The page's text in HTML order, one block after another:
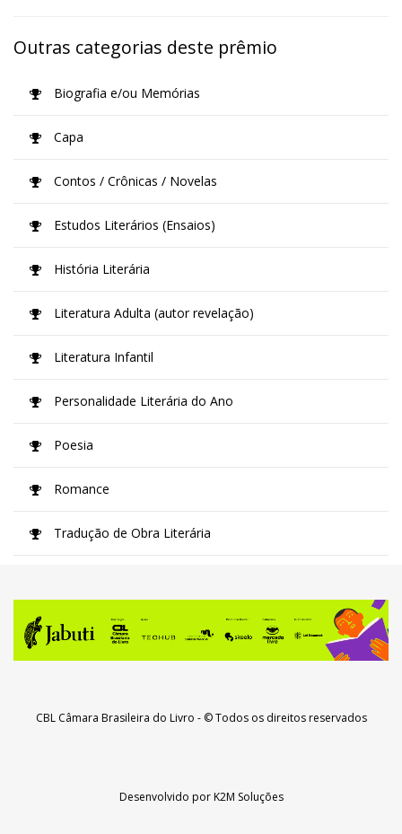
Outras categorias deste prêmio
Biografia e/ou Memórias
Capa
Contos / Crônicas / Novelas
Estudos Literários (Ensaios)
História Literária
Literatura Adulta (autor revelação)
Literatura Infantil
Personalidade Literária do Ano
Poesia
Romance
Tradução de Obra Literária
CBL Câmara Brasileira do Livro - © Todos os direitos reservados
Desenvolvido porK2M Soluções